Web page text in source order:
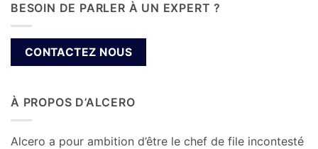
BESOIN DE PARLER À UN EXPERT ?
CONTACTEZ NOUS
À PROPOS D’ALCERO
Alcero a pour ambition d’être le chef de file incontesté